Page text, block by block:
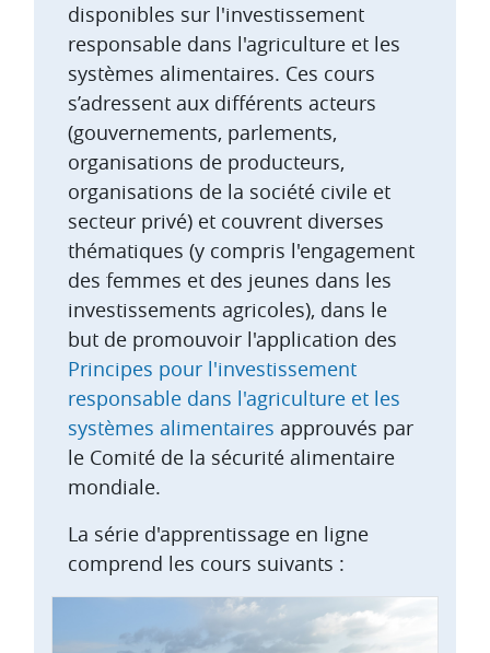
disponibles sur l'investissement
responsable dans l'agriculture et les
systèmes alimentaires. Ces cours
s’adressent aux différents acteurs
(gouvernements, parlements,
organisations de producteurs,
organisations de la société civile et
secteur privé) et couvrent diverses
thématiques (y compris l'engagement
des femmes et des jeunes dans les
investissements agricoles), dans le
but de promouvoir l'application des
Principes pour l'investissement
responsable dans l'agriculture et les
systèmes alimentaires approuvés par
le Comité de la sécurité alimentaire
mondiale.
La série d'apprentissage en ligne
comprend les cours suivants :